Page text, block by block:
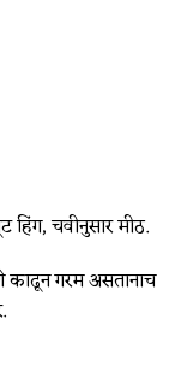
चवीनुसार मीठ.
काढून गरम असतानाच